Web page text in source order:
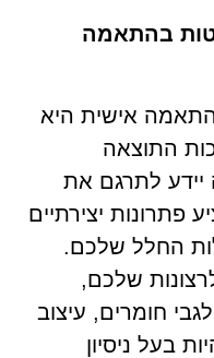
בהתאמה
אישית היא
התוצאה
יידע לתרגם את
פתרונות יצירתיים
החלל שלכם.
שלכם,
חומרים, עיצוב
בעל ניסיון